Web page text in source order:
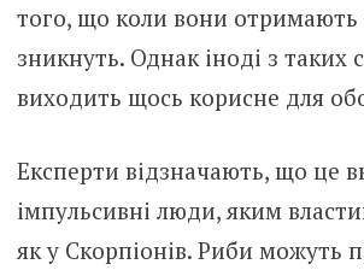
того, що коли вони отримають
зникнуть. Однак іноді з таких
виходить щось корисне для
Експерти відзначають, що це
імпульсивні люди, яким
як у Скорпіонів. Риби можуть